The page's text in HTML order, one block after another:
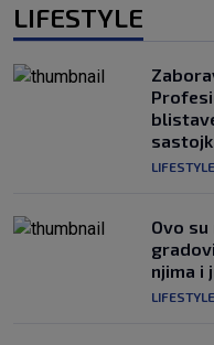
LIFESTYLE
LIFESTYLE
Ovo
njima i
LIFESTYLE